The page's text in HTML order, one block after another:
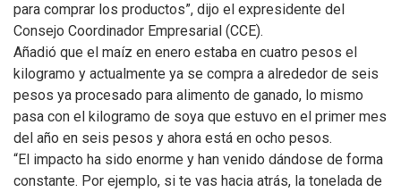
para comprar los productos”, dijo el expresidente del
Consejo Coordinador Empresarial (CCE).
Añadió que el maíz en enero estaba en cuatro pesos el
kilogramo y actualmente ya se compra a alrededor de seis
pesos ya procesado para alimento de ganado, lo mismo
pasa con el kilogramo de soya que estuvo en el primer mes
del año en seis pesos y ahora está en ocho pesos.
“El impacto ha sido enorme y han venido dándose de forma
constante. Por ejemplo, si te vas hacia atrás, la tonelada de